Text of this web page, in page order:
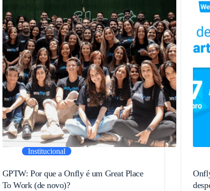
Institucional
GPTW: Por que a Onfly é um Great Place
To Work (de novo)?